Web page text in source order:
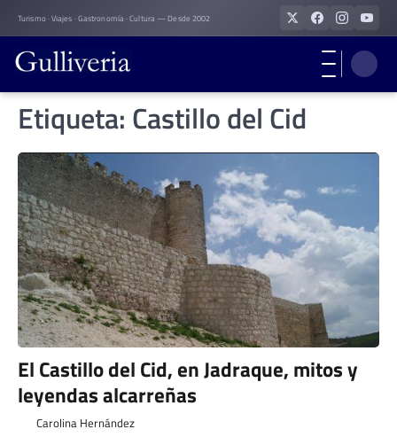
Skip
to
content
Turismo · Viajes · Gastronomía · Cultura — Desde 2002
Etiqueta: Castillo del Cid
El Castillo del Cid, en Jadraque, mitos y
leyendas alcarreñas
Carolina Hernández